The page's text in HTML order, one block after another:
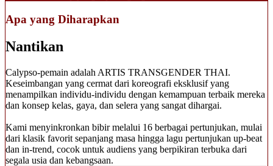
Apa yang Diharapkan
Nantikan
Calypso-pemain adalah ARTIS TRANSGENDER THAI.
Keseimbangan yang cermat dari koreografi eksklusif yang
menampilkan individu-individu dengan kemampuan terbaik mereka
dan konsep kelas, gaya, dan selera yang sangat dihargai.
Kami menyinkronkan bibir melalui 16 berbagai pertunjukan, mulai
dari klasik favorit sepanjang masa hingga lagu pertunjukan up-beat
dan in-trend, cocok untuk audiens yang berpikiran terbuka dari
segala usia dan kebangsaan.